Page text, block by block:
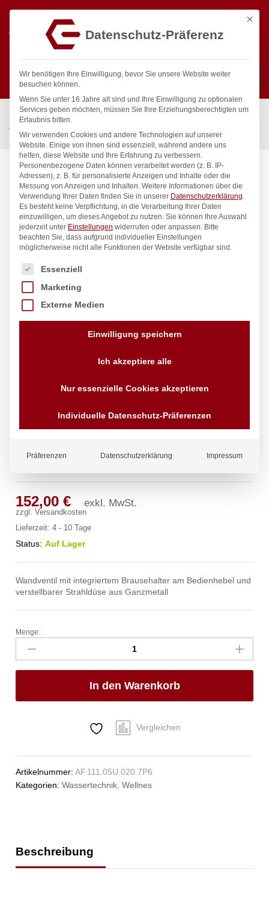
Suchen
Start / Gastronomiebedarf & Gastro Geräte für Profis
Wassertechnik
Wellnes ecoSet Kneipp’sche Garnitur 1/2″
ecoSet Kneipp’sche Garnitur 1/2″
152,00€ exkl. MwSt.
zzgl.Versandkosten
Lieferzeit:4 - 10 Tage
Status: Auf Lager
Wandventil mit integriertem Brausehalter am Bedienhebel und
verstellbarer Strahldüse aus Ganzmetall
ecoSet
Kneipp'sche
Garnitur
1/2"
Menge:
In den Warenkorb
Vergleichen
Artikelnummer:AF.111.05U.020.7P6
Kategorien:Wassertechnik,Wellnes
Beschreibung
Mit
Datenschutz-Präferenz
Wir benötigen Ihre Einwilligung, bevor Sie unsere Website weiter
besuchen können.
Wenn Sie unter 16 Jahre alt sind und Ihre Einwilligung zu optionalen
Services geben möchten, müssen Sie Ihre Erziehungsberechtigten um
Erlaubnis bitten.
Wir verwenden Cookies und andere Technologien auf unserer
Website. Einige von ihnen sind essenziell, während andere uns
helfen, diese Website und Ihre Erfahrung zu verbessern.
Personenbezogene Daten können verarbeitet werden (z. B. IP-
Adressen), z. B. für personalisierte Anzeigen und Inhalte oder die
Messung von Anzeigen und Inhalten. Weitere Informationen über die
Verwendung Ihrer Daten finden Sie in unserer Datenschutzerklärung.
Es besteht keine Verpflichtung, in die Verarbeitung Ihrer Daten
einzuwilligen, um dieses Angebot zu nutzen. Sie können Ihre Auswahl
jederzeit unter Einstellungen widerrufen oder anpassen. Bitte
beachten Sie, dass aufgrund individueller Einstellungen
möglicherweise nicht alle Funktionen der Website verfügbar sind.
Es folgt eine Liste der Service-Gruppen, für die eine
Essenziell
Marketing
Externe Medien
Einwilligung speichern
Ich akzeptiere alle
Nur essenzielle Cookies akzeptieren
Individuelle Datenschutz-Präferenzen
Präferenzen Datenschutzerklärung Impressum